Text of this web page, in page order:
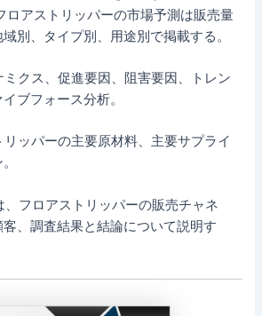
ロアストリッパーの市場予測は販売量
別、タイプ別、用途別で掲載する。
クス、促進要因、阻害要因、トレン
ブフォース分析。
ッパーの主要原材料、主要サプライ
、フロアストリッパーの販売チャネ
、調査結果と結論について説明す